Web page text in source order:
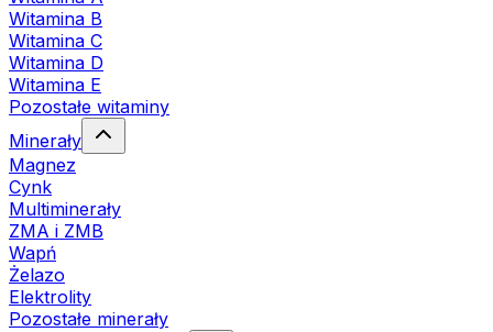
Witamina B
Witamina C
Witamina D
Witamina E
Pozostałe witaminy
Minerały
Magnez
Cynk
Multiminerały
ZMA i ZMB
Wapń
Żelazo
Elektrolity
Pozostałe minerały